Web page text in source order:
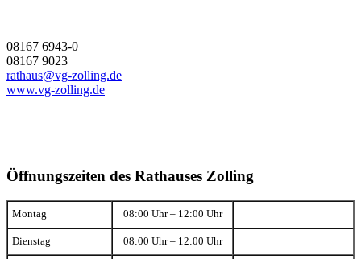
08167 6943-0
08167 9023
rathaus@vg-zolling.de
www.vg-zolling.de
Öffnungszeiten des Rathauses Zolling
Montag 08:00 Uhr – 12:00 Uhr
Dienstag 08:00 Uhr – 12:00 Uhr